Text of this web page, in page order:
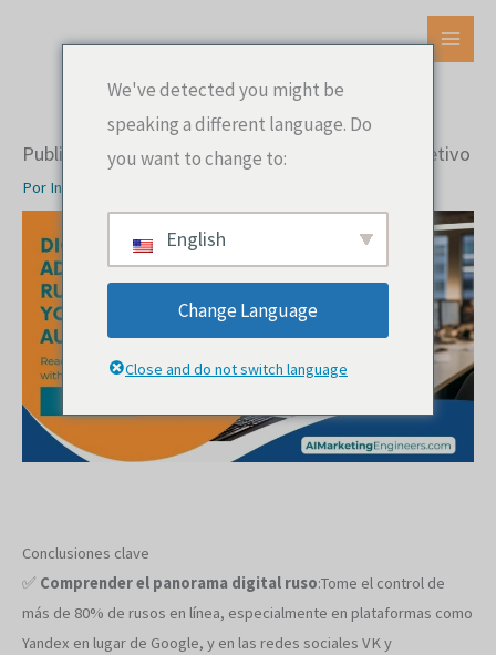
Publicidad digital en Rusia: llegar a su público objetivo
Por Ingenieros de marketing de IA
Conclusiones clave
✅ Comprender el panorama digital ruso:Tome el control de
más de 80% de rusos en línea, especialmente en plataformas como
Yandex en lugar de Google, y en las redes sociales VK y
We've detected you might be
speaking a different language. Do
you want to change to:
English
Change Language
Close and do not switch language